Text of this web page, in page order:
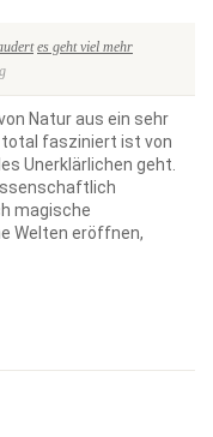
es geht viel mehr
Natur aus ein sehr
total fasziniert ist von
Unerklärlichen geht.
magische
Welten eröffnen,